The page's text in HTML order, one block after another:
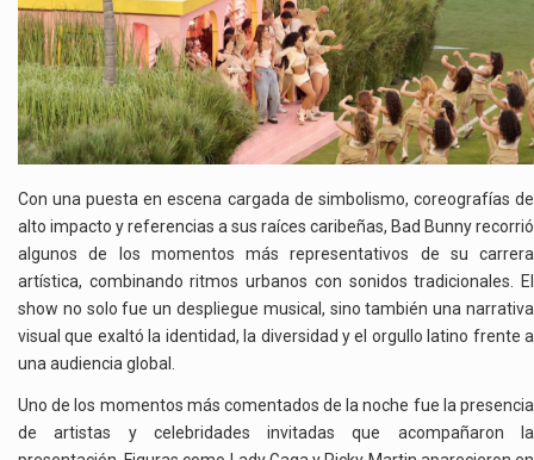
Con una puesta en escena cargada de simbolismo, coreografías de
alto impacto y referencias a sus raíces caribeñas, Bad Bunny recorrió
algunos de los momentos más representativos de su carrera
artística, combinando ritmos urbanos con sonidos tradicionales. El
show no solo fue un despliegue musical, sino también una narrativa
visual que exaltó la identidad, la diversidad y el orgullo latino frente a
una audiencia global.
Uno de los momentos más comentados de la noche fue la presencia
de artistas y celebridades invitadas que acompañaron la